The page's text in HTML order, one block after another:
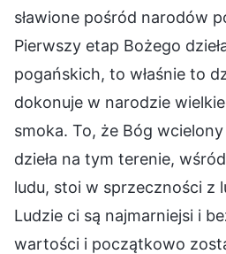
sławione pośród narodów
Pierwszy etap Bożego
pogańskich, to właśnie to
dokonuje w narodzie
smoka. To, że Bóg
dzieła na tym terenie,
ludu, stoi w sprzeczności z
Ludzie ci są najmarniejsi i
wartości i początkowo